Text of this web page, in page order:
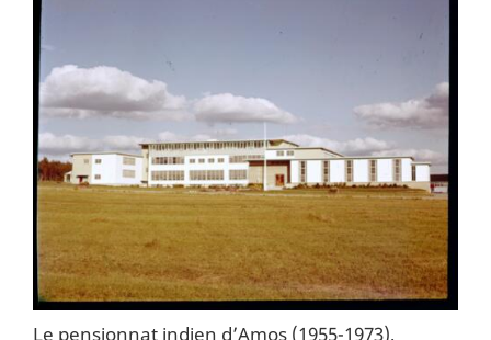
Le pensionnat indien d’Amos (1955-1973),